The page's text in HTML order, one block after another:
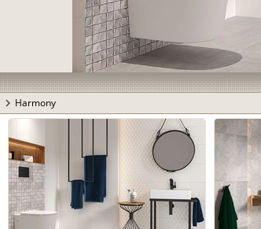
chevron_right Harmony